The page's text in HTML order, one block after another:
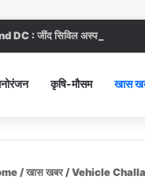
DC : जींद सिविल अस्पताल में
कृषि-मौसम खास
/खास खबर /Vehicle Challan